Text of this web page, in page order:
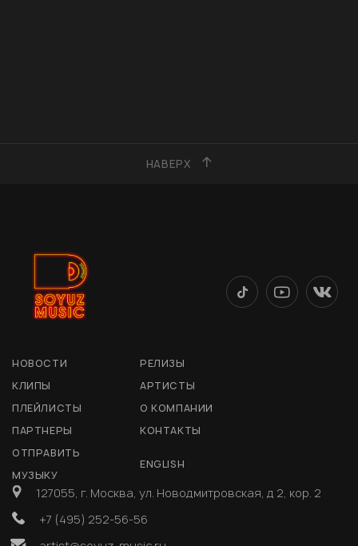
НАВЕРХ
НОВОСТИ
РЕЛИЗЫ
КЛИПЫ
АРТИСТЫ
ПЛЕЙЛИСТЫ
О КОМПАНИИ
ПАРТНЕРЫ
КОНТАКТЫ
ОТПРАВИТЬ
МУЗЫКУ
ENGLISH
127055, г. Москва, ул. Новодмитровская, д 2, кор. 2
+7 (495) 252-56-56